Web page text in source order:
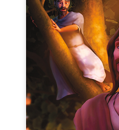
Julia. Paulus
bagaimana orang
imannya, tetapi
pengharapan melalui ayat
anak kembali, Joy memiliki
yang memberinya
kasih Kristus kepada ibunya.